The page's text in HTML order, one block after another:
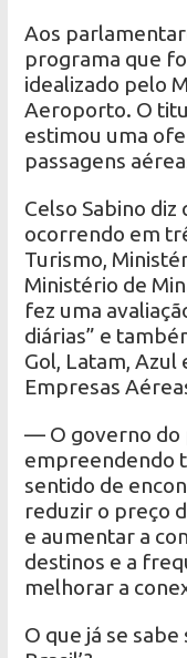
Aos
programa que
idealizado pelo
Aeroporto. O
estimou uma
passagens
Celso Sabino
ocorrendo em
Turismo,
Ministério de
fez uma
diárias” e
Gol, Latam, Azul
Empresas
— O governo do
empreendendo
sentido de
reduzir o preço
e aumentar a
destinos e a
melhorar a
O que já se